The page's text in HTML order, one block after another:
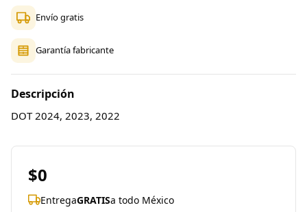
Envío gratis
Garantía fabricante
Descripción
DOT 2024, 2023, 2022
$0
EntregaGRATISa todo México